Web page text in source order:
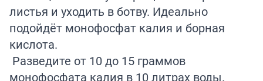
листья и уходить в ботву. Идеально
подойдёт монофосфат калия и борная
кислота.
Разведите от 10 до 15 граммов
монофосфата калия в 10 литрах воды.